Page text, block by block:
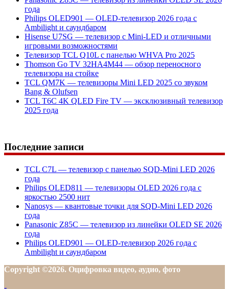
года
Philips OLED901 — OLED-телевизор 2026 года с
Ambilight и саундбаром
Hisense U7SG — телевизор с Mini-LED и отличными
игровыми возможностями
Телевизор TCL Q10L с панелью WHVA Pro 2025
Thomson Go TV 32HA4M44 — обзор переносного
телевизора на стойке
TCL QM7K — телевизоры Mini LED 2025 со звуком
Bang & Olufsen
TCL T6C 4K QLED Fire TV — эксклюзивный телевизор
2025 года
Последние записи
TCL C7L — телевизор с панелью SQD-Mini LED 2026
года
Philips OLED811 — телевизоры OLED 2026 года с
яркостью 2500 нит
Nanosys — квантовые точки для SQD-Mini LED 2026
года
Panasonic Z85C — телевизор из линейки OLED SE 2026
года
Philips OLED901 — OLED-телевизор 2026 года с
Ambilight и саундбаром
Copyright ©2026. Оцифровка видео, аудио, фото